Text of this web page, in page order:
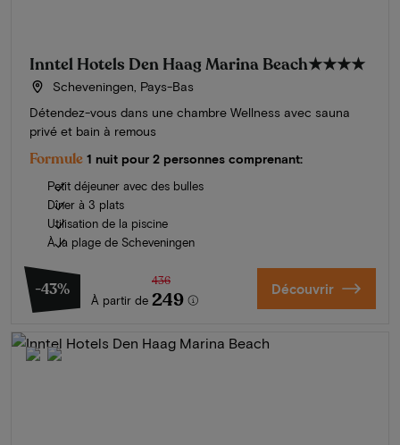
Inntel Hotels Den Haag Marina Beach★★★★
Scheveningen, Pays-Bas
Détendez-vous dans une chambre Wellness avec sauna
privé et bain à remous
Formule 1 nuit pour 2 personnes comprenant:
Petit déjeuner avec des bulles
Dîner à 3 plats
Utilisation de la piscine
À la plage de Scheveningen
-43%
À partir de
436
249 Découvrir